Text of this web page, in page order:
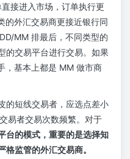
接进入市场，订单执行更
的外汇交易商更接近银行同
MM 排最后，不同类型的
的交易平台进行交易。如果
，基本上都是 MM 做市商
的短线交易者，应选点差小
易者交易次数频繁。对于
台的模式，重要的是选择知
监管的外汇交易商。